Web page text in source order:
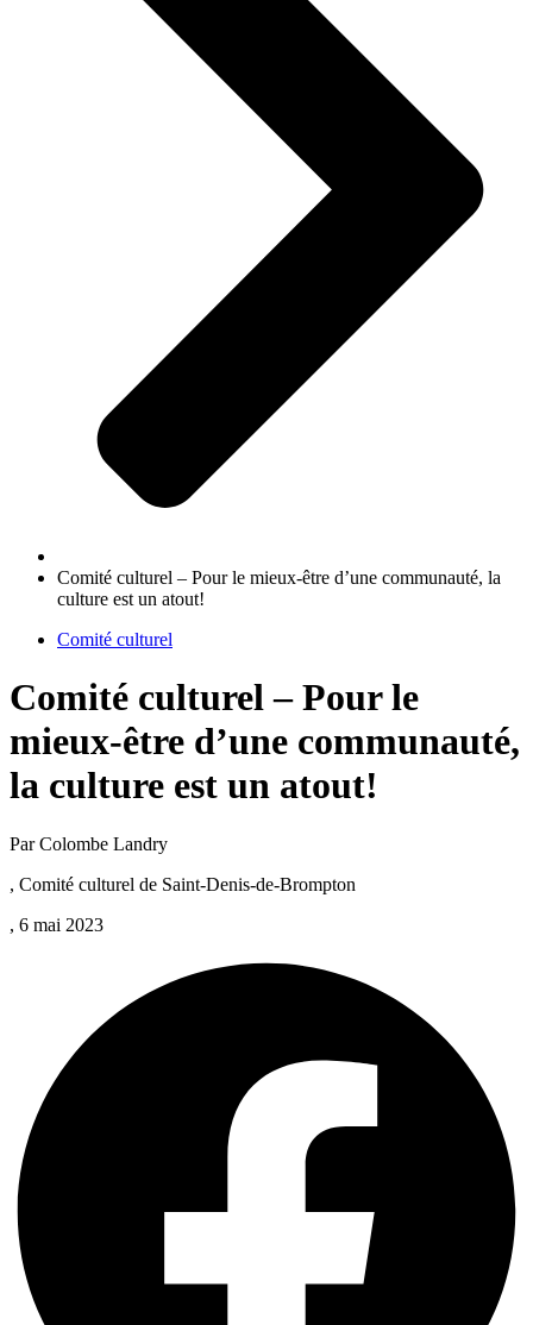
Comité culturel – Pour le mieux-être d’une communauté, la
culture est un atout!
Comité culturel
Comité culturel – Pour le
mieux-être d’une communauté,
la culture est un atout!
Par Colombe Landry
, Comité culturel de Saint-Denis-de-Brompton
, 6 mai 2023